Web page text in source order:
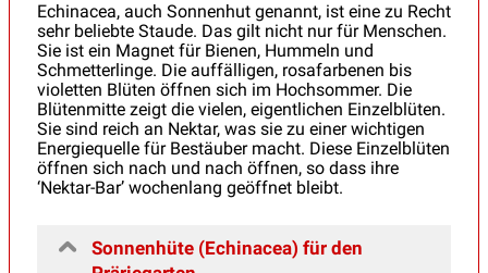
Echinacea, auch Sonnenhut genannt, ist eine zu Recht
sehr beliebte Staude. Das gilt nicht nur für Menschen.
Sie ist ein Magnet für Bienen, Hummeln und
Schmetterlinge. Die auffälligen, rosafarbenen bis
violetten Blüten öffnen sich im Hochsommer. Die
Blütenmitte zeigt die vielen, eigentlichen Einzelblüten.
Sie sind reich an Nektar, was sie zu einer wichtigen
Energiequelle für Bestäuber macht. Diese Einzelblüten
öffnen sich nach und nach öffnen, so dass ihre
‘Nektar-Bar’ wochenlang geöffnet bleibt.
Sonnenhüte (Echinacea) für den